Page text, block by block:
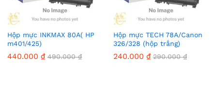
Hộp mực INKMAX 80A( HP
m401/425)
440.000 ₫ 490.000₫
Hộp mực TECH 78A/Canon
326/328 (hộp trắng)
240.000 ₫ 290.000₫